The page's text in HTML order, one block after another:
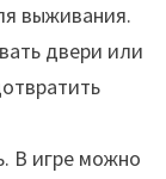
выживания.
двери или
В игре можно